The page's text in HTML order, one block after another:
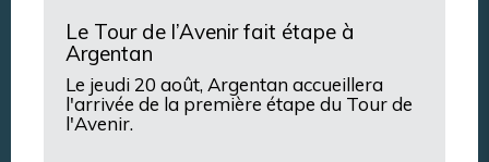
Le Tour de l’Avenir fait étape à
Argentan
Le jeudi 20 août, Argentan accueillera
l'arrivée de la première étape du Tour de
l'Avenir.